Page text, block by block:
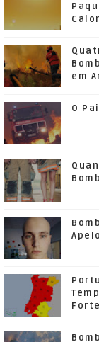
Calor
em
O